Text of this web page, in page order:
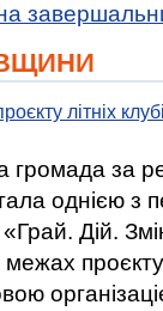
літніх
громада за
однією
«Грай. Дій.
межах